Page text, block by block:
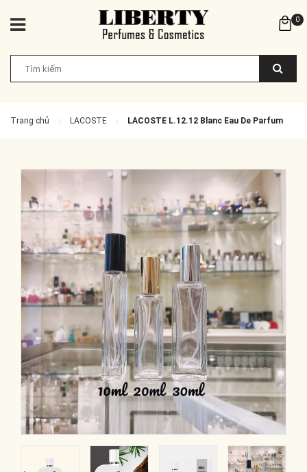
0
Trang chủ LACOSTE LACOSTE L.12.12 Blanc Eau De Parfum